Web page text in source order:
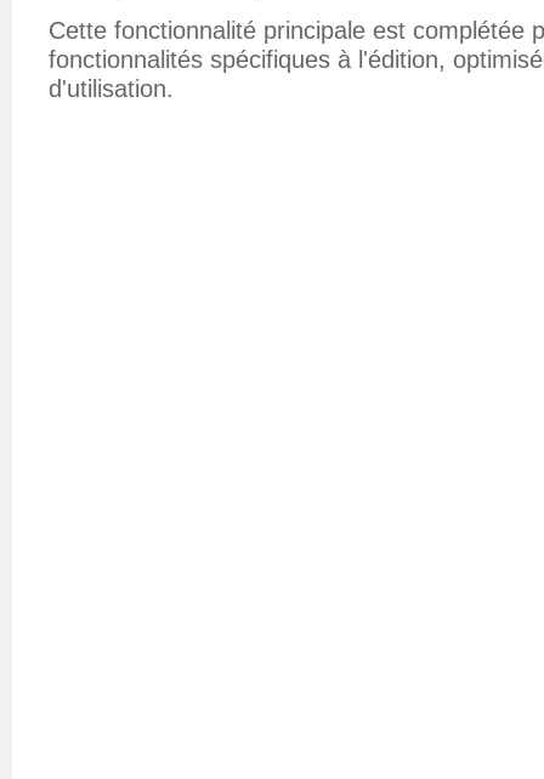
Cette fonctionnalité principale est complétée
fonctionnalités spécifiques à l'édition,
d'utilisation.